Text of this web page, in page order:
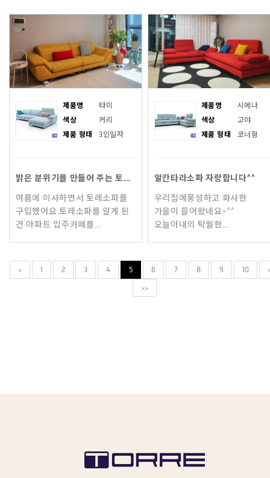
매장보다 집에서 더 어두울거라
생각해서색상 선
리모델링을 했어요결혼
10년차이기에 가전이며 가구
모두 수명
제품명
타미
색상
커리
제품 형태
3인일자
밝은 분위기를 만들어 주는 토레소파 타미 커리
여름에 이사하면서 토레소파를
구입했어요.토레소파를 알게 된
건 아파트 입주카페를
서너개 브랜드를 놓고 고민하던
차였죠,매거진에
제품명
시에나
색상
고야
제품 형태
코너형
알칸타라소파 자랑합니다^^
우리집에풍성하고 화사한
가을이 들어왔네요~^^
오늘아내의 탁월한
너무 훌륭하고 편안함은
말할것없이 좋네요 ㅎ새롭게
< 1 2 3 4 5 6 7 8 9 10
>>